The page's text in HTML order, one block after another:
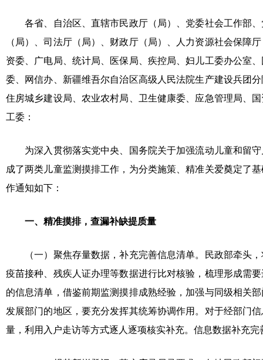
各省、自治区、直辖市民政厅（局）、党委社会工作部
（局）、司法厅（局）、财政厅（局）、人力资源社会保障
资委、广电局、统计局、医保局、疾控局、妇儿工委办公室
委、网信办、新疆维吾尔自治区高级人民法院生产建设兵团
住房城乡建设局、农业农村局、卫生健康委、应急管理局、
工委：
为深入贯彻落实党中央、国务院关于加强流动儿童和留
成了两类儿童监测摸排工作，为分类施策、精准关爱奠定了
作通知如下：
一、精准摸排，查漏补缺提质量
（一）聚焦存量数据，补充完善信息清单。民政部牵头
疫苗接种、残疾人证办理等数据进行比对核验，梳理形成需
的信息清单，借鉴前期监测摸排成熟经验，加强与同级相关
发展部门的地区，要充分发挥其统筹协调作用。对于经部门
量，利用入户走访等方式逐人逐项核实补充。信息数据补充完